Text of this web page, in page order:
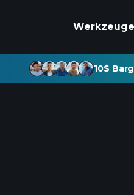
Werkzeuge
10$